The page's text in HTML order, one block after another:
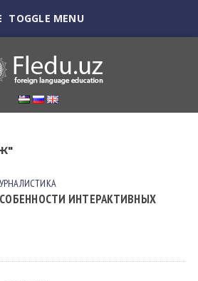
TOGGLE MENU
ИНТЕРАКТИВНЫХ